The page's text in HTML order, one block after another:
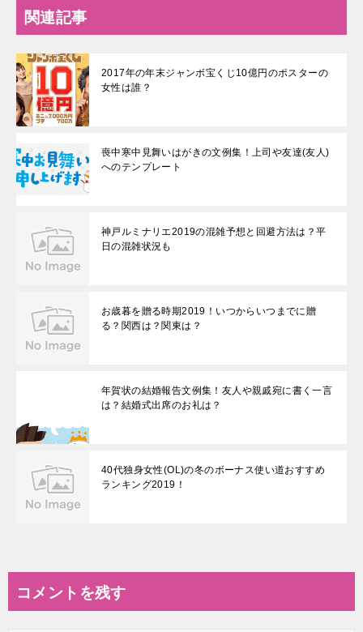
関連記事
2017年の年末ジャンボ宝くじ10億円のポスターの
女性は誰？
喪中寒中見舞いはがきの文例集！上司や友達(友人)
へのテンプレート
神戸ルミナリエ2019の混雑予想と回避方法は？平
日の混雑状況も
お歳暮を贈る時期2019！いつからいつまでに贈
る？関西は？関東は？
年賀状の結婚報告文例集！友人や親戚宛に書く一言
は？結婚式出席のお礼は？
40代独身女性(OL)の冬のボーナス使い道おすすめ
ランキング2019！
コメントを残す